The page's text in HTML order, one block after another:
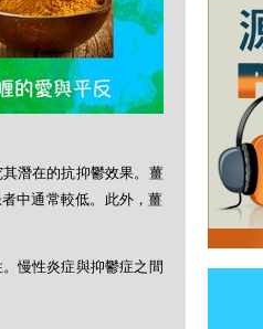
潛在的抗抑鬱效果。薑
中通常較低。此外，薑
慢性炎症與抑鬱症之間